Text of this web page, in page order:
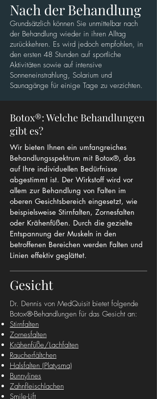
Nach der Behandlung
Grundsätzlich können Sie unmittelbar nach
der Behandlung wieder in ihren Alltag
zurückkehren. Es wird jedoch empfohlen, in
den ersten 48 Stunden auf sportliche
Aktivitäten sowie auf intensive
Sonneneinstrahlung, Solarium und
Saunagänge für einige Tage zu verzichten.
Botox®: Welche Behandlungen
gibt es?
Wir bieten Ihnen ein umfangreiches
Behandlungsspektrum mit Botox®, das
auf Ihre individuellen Bedürfnisse
abgestimmt ist. Der Wirkstoff wird vor
allem zur Behandlung von Falten im
oberen Gesichtsbereich eingesetzt, wie
beispielsweise Stirnfalten, Zornesfalten
oder Krähenfüßen. Durch die gezielte
Entspannung der Muskeln in den
betroffenen Bereichen werden Falten und
Linien effektiv geglättet.
Gesicht
Dr. Dennis von MedQuisit bietet folgende
Botox®-Behandlungen für das Gesicht an:
Stirnfalten
Zornesfalten
Krähenfüße/Lachfalten
Raucherfältchen
Halsfalten (Platysma)
Bunnylines
Zahnfleischlachen
Smile-Lift